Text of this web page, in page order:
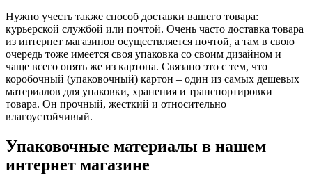
Нужно учесть также способ доставки вашего товара:
курьерской службой или почтой. Очень часто доставка товара
из интернет магазинов осуществляется почтой, а там в свою
очередь тоже имеется своя упаковка со своим дизайном и
чаще всего опять же из картона. Связано это с тем, что
коробочный (упаковочный) картон – один из самых дешевых
материалов для упаковки, хранения и транспортировки
товара. Он прочный, жесткий и относительно
влагоустойчивый.
Упаковочные материалы в нашем
интернет магазине